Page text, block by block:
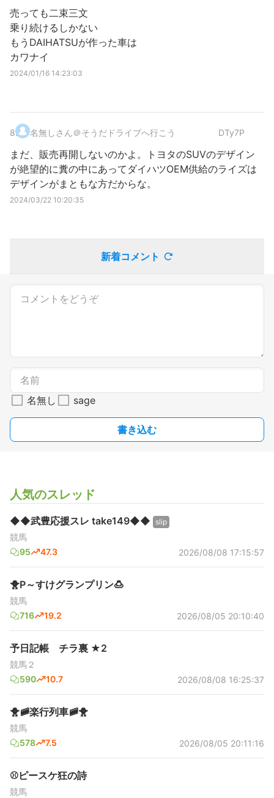
売っても二束三文
乗り続けるしかない
もうDAIHATSUが作った車は
カワナイ
2024/01/16 14:23:03
8. 名無しさん＠そうだドライブへ行こう DTy7P
まだ、販売再開しないのかよ。トヨタのSUVのデザイン
が絶望的に糞の中にあってダイハツOEM供給のライズは
デザインがまともな方だからな。
2024/03/22 10:20:35
新着コメント
名無し sage
書き込む
人気のスレッド
◆◆武豊応援スレ take149◆◆ slip
競馬
95
47.3 2026/08/08 17:15:57
🐥P～すけグランプリン🍮
競馬
716
19.2 2026/08/05 20:10:40
予日記帳 チラ裏 ★2
競馬２
590
10.7 2026/08/08 16:25:37
🐥🚞楽行列車🚞🐥
競馬
578
7.5 2026/08/05 20:11:16
⚾ピースケ狂の詩
競馬